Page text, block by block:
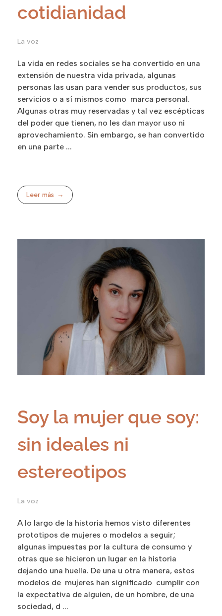
cotidianidad
La voz
La vida en redes sociales se ha convertido en una
extensión de nuestra vida privada, algunas
personas las usan para vender sus productos, sus
servicios o a sí mismos como marca personal.
Algunas otras muy reservadas y tal vez escépticas
del poder que tienen, no les dan mayor uso ni
aprovechamiento. Sin embargo, se han convertido
en una parte ...
Leer más
Soy la mujer que soy:
sin ideales ni
estereotipos
La voz
A lo largo de la historia hemos visto diferentes
prototipos de mujeres o modelos a seguir;
algunas impuestas por la cultura de consumo y
otras que se hicieron un lugar en la historia
dejando una huella. De una u otra manera, estos
modelos de mujeres han significado cumplir con
la expectativa de alguien, de un hombre, de una
sociedad, d ...